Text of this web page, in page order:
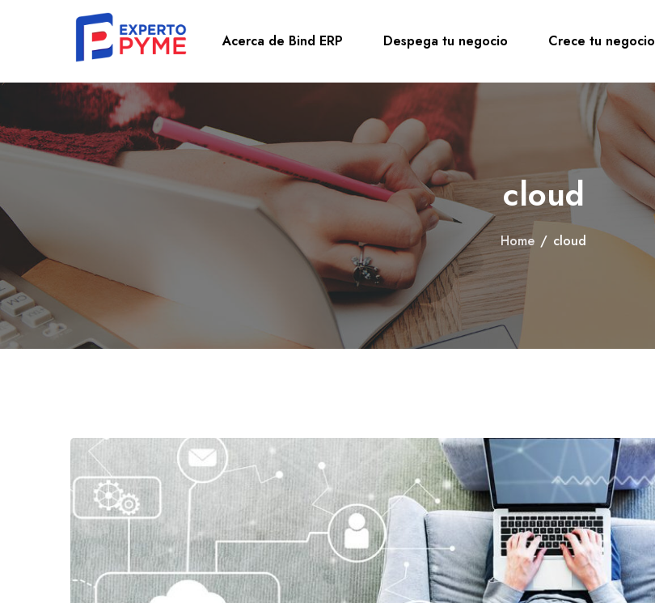
Acerca de Bind ERP Despega tu negocio Crece tu negocio
cloud
Home / cloud